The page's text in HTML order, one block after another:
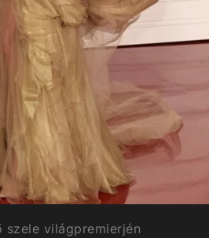
világpremierjén